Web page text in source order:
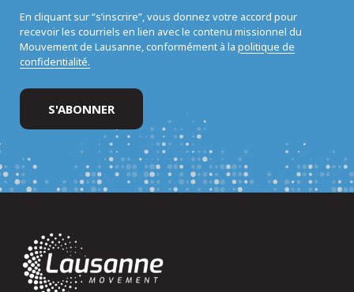
En cliquant sur “s’inscrire”, vous donnez votre accord pour
recevoir les courriels en lien avec le contenu missionnel du
Mouvement de Lausanne, conformément à la politique de
confidentialité.